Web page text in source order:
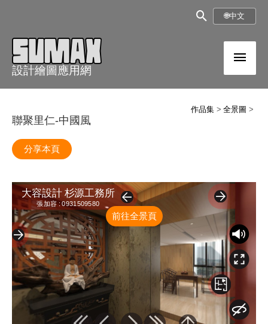
搜
🌐中文
設計繪圖應用網
主
選
單
作品集 全景圖
聯聚里仁-中國風
分享本頁
前往全景頁